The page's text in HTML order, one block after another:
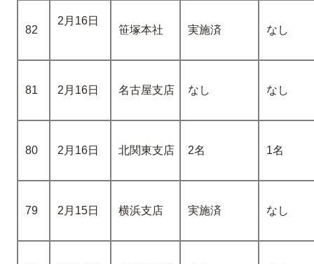
82
2月16日
笹塚本社 実施済 なし
81 2月16日 名古屋支店 なし なし
80 2月16日 北関東支店 2名 1名
79 2月15日 横浜支店 実施済 なし